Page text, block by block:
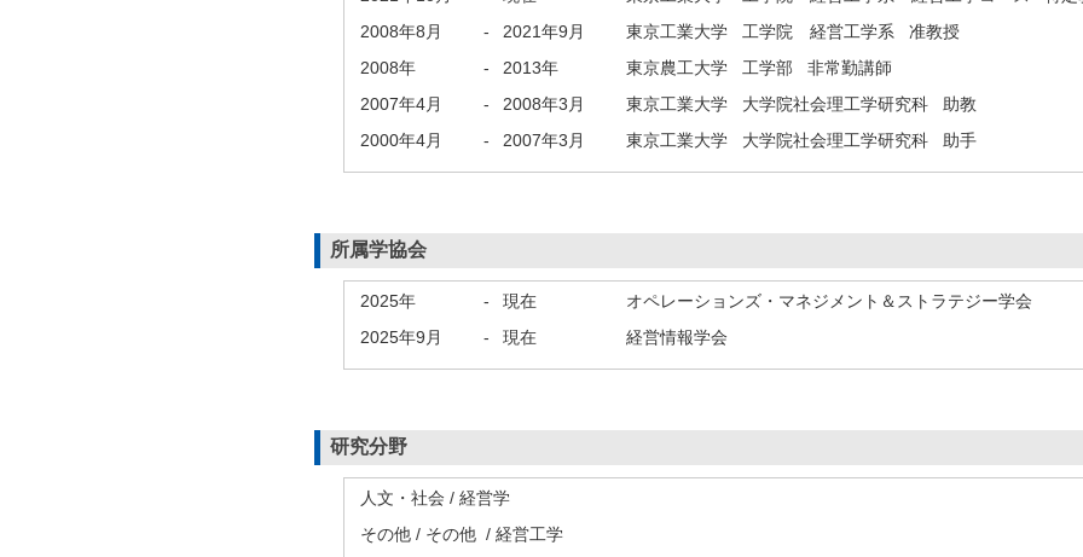
2008年8月
- 2021年9月
東京工業大学 工学院 経営工学系 准教授
2008年
- 2013年
東京農工大学 工学部 非常勤講師
2007年4月
- 2008年3月
東京工業大学 大学院社会理工学研究科 助教
2000年4月
- 2007年3月 東京工業大学 大学院社会理工学研究科 助手
所属学協会
2025年 - 現在
オペレーションズ・マネジメント＆ストラテジー学会
2025年9月
- 現在 経営情報学会
研究分野
人文・社会 / 経営学
その他 / その他 / 経営工学